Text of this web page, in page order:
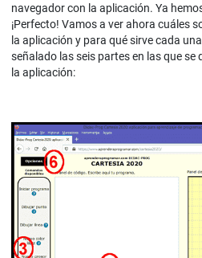
navegador con la aplicación. Ya
¡Perfecto! Vamos a ver ahora cuáles
la aplicación y para qué sirve cada
señalado las seis partes en las que
la aplicación: